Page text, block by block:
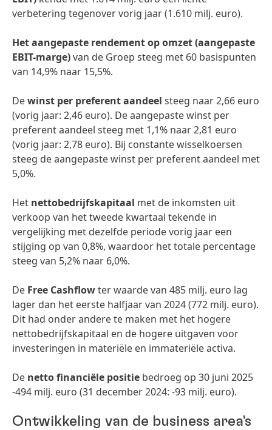
verbetering tegenover vorig jaar (1.610 milj. euro).
Het aangepaste rendement op omzet(aangepaste
EBIT-marge)van de Groep steeg met 60 basispunten
van 14,9% naar 15,5%.
Dewinst per preferent aandeel steeg naar 2,66 euro
(vorig jaar: 2,46 euro). De aangepaste winst per
preferent aandeel steeg met 1,1% naar 2,81 euro
(vorig jaar: 2,78 euro). Bij constante wisselkoersen
steeg de aangepaste winst per preferent aandeel met
5,0%.
Het nettobedrijfskapitaal met de inkomsten uit
verkoop van het tweede kwartaal tekende in
vergelijking met dezelfde periode vorig jaar een
stijging op van 0,8%, waardoor het totale percentage
steeg van 5,2% naar 6,0%.
De Free Cashflowter waarde van 485 milj. euro lag
lager dan het eerste halfjaar van 2024 (772 milj. euro).
Dit had onder andere te maken met het hogere
nettobedrijfskapitaal en de hogere uitgaven voor
investeringen in materiële en immateriële activa.
De netto financiële positie bedroeg op 30 juni 2025
-494 milj. euro (31 december 2024: -93 milj. euro).
Ontwikkeling van de business area's